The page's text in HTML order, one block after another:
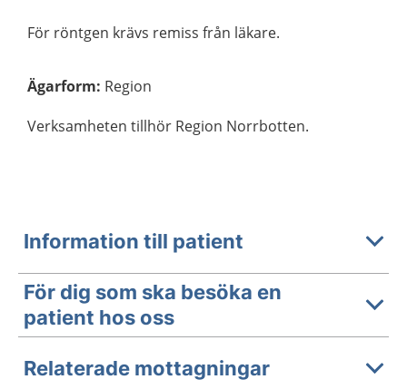
För röntgen krävs remiss från läkare.
Ägarform: Region
Verksamheten tillhör Region Norrbotten.
Information till patient
För dig som ska besöka en
patient hos oss
Relaterade mottagningar